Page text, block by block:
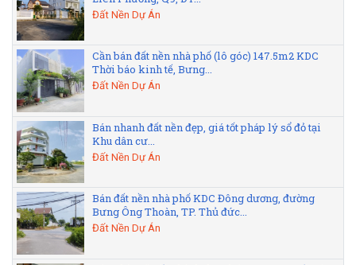
Đất Nền Dự Án
Cần bán đất nền nhà phố (lô góc) 147.5m2 KDC
Thời báo kinh tế, Bưng...
Đất Nền Dự Án
Bán nhanh đất nền đẹp, giá tốt pháp lý sổ đỏ tại
Khu dân cư...
Đất Nền Dự Án
Bán đất nền nhà phố KDC Đông dương, đường
Bưng Ông Thoàn, TP. Thủ đức...
Đất Nền Dự Án